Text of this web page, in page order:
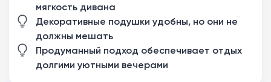
мягкость дивана
Декоративные подушки удобны, но они не
должны мешать
Продуманный подход обеспечивает отдых
долгими уютными вечерами